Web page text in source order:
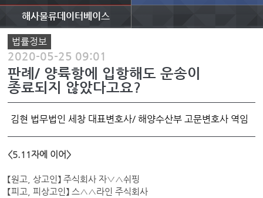
해사물류데이터베이스
법률정보
2020-05-25 09:01
판례/ 양륙항에 입항해도 운송이
종료되지 않았다고요?
김현 법무법인 세창 대표변호사/ 해양수산부 고문변호사 역임
<5.11자에 이어>
【원고, 상고인】 주식회사 자▽△쉬핑
【피고, 피상고인】 스△△라인 주식회사